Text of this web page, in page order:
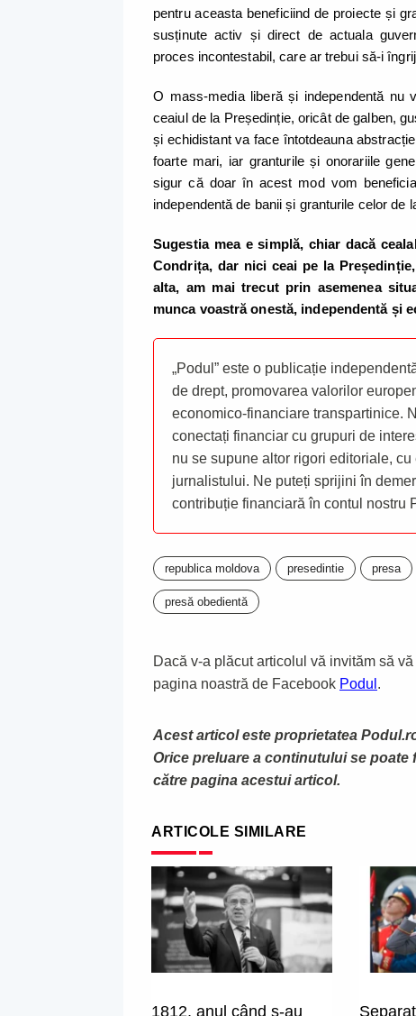
pentru aceasta beneficiind de proiecte și
susținute activ și direct de actuala
proces incontestabil, care ar trebui să-i
O mass-media liberă și independentă nu
ceaiul de la Președinție, oricât de galben,
și echidistant va face întotdeauna
foarte mari, iar granturile și onorariile
sigur că doar în acest mod vom
independentă de banii și granturile celor de
Sugestia mea e simplă, chiar dacă
Condrița, dar nici ceai pe la
alta, am mai trecut prin asemenea
munca voastră onestă, independentă și
„Podul” este o publicație
de drept, promovarea valorilor
economico-financiare transpartinice.
conectați financiar cu grupuri de
nu se supune altor rigori editoriale,
jurnalistului. Ne puteți sprijini în
contribuție financiară în contul nostru
republica moldova presedintie presa
presă obedientă
Dacă v-a plăcut articolul vă invităm să
pagina noastră de Facebook Podul .
Acest articol este proprietatea
Orice preluare a continutului se poate
către pagina acestui articol.
ARTICOLE SIMILARE
1812, anul când s-au